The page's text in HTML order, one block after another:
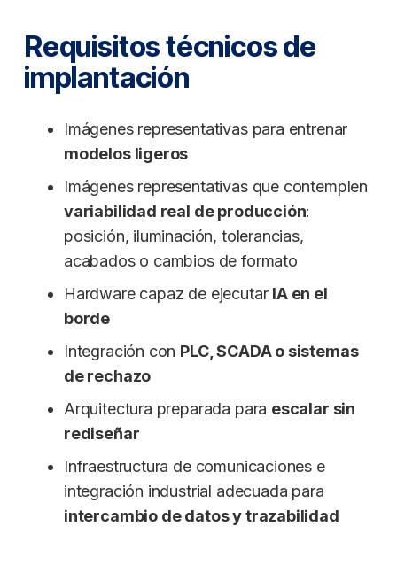
Requisitos técnicos de
implantación
Imágenes representativas para entrenar
modelos ligeros
Imágenes representativas que contemplen
variabilidad real de producción:
posición, iluminación, tolerancias,
acabados o cambios de formato
Hardware capaz de ejecutar IA en el
borde
Integración con PLC, SCADA o sistemas
de rechazo
Arquitectura preparada para escalar sin
rediseñar
Infraestructura de comunicaciones e
integración industrial adecuada para
intercambio de datos y trazabilidad